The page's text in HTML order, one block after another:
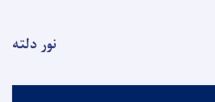
نور دلته